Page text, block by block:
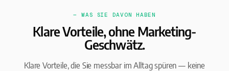
— WAS SIE DAVON HABEN
Klare Vorteile, ohne Marketing-
Geschwätz.
Klare Vorteile, die Sie messbar im Alltag spüren — keine